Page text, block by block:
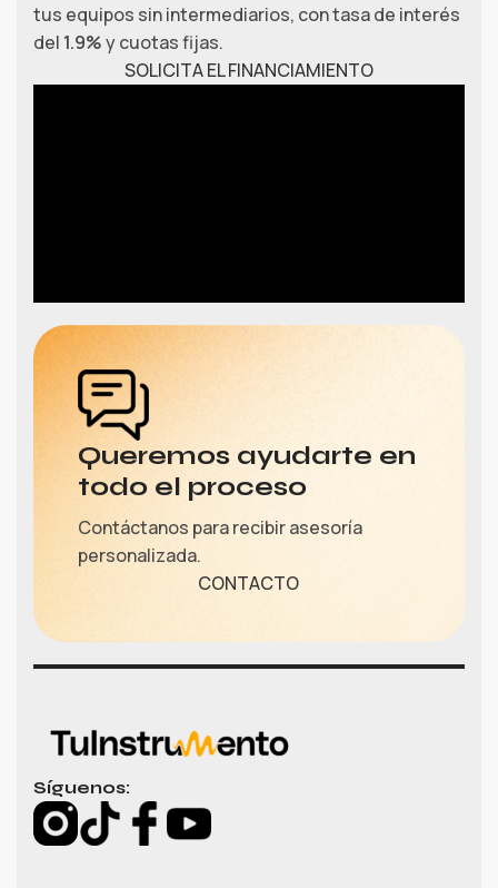
tus equipos sin intermediarios, con tasa de interés
del 1.9%y cuotas fijas.
SOLICITA EL FINANCIAMIENTO
Queremos ayudarte en
todo el proceso
Contáctanos para recibir asesoría
personalizada.
CONTACTO
Síguenos: